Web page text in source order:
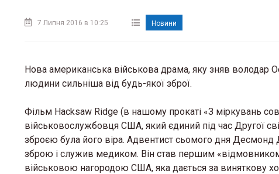
7 Липня 2016 в 10:25 Новини
Нова американська військова драма, яку зняв володар
людини сильніша від будь-якої зброї.
Фільм Hacksaw Ridge (в нашому прокаті «З міркувань
військовослужбовця США, який єдиний під час Другої
зброєю була його віра. Адвентист сьомого дня Десмонд
зброю і служив медиком. Він став першим
військовою нагородою США, яка дається за виняткову